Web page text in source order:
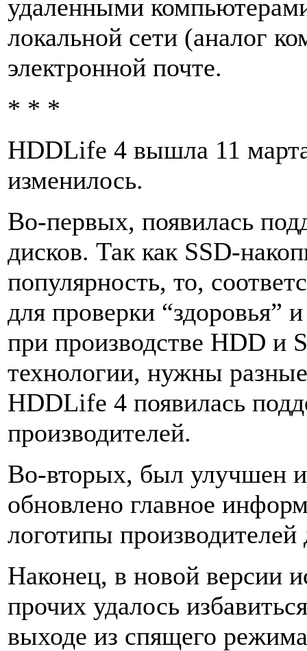
удаленными
локальной сети (аналог
электронной почте.
* * *
HDDLife 4 вышла 11
изменилось.
Во-первых, появилась
дисков. Так как SSD-
популярность, то,
для проверки “здоровья”
при производстве HDD и
технологии, нужны
HDDLife 4 появилась
производителей.
Во-вторых, был улучшен
обновлено главное
логотипы производителей
Наконец, в новой версии
прочих удалось
выходе из спящего